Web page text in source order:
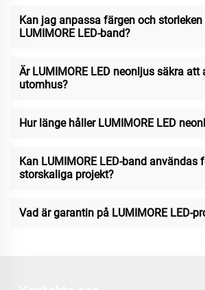
Kan jag anpassa färgen och storleken
LUMIMORE LED-band?
Är LUMIMORE LED neonljus säkra att
utomhus?
Hur länge håller LUMIMORE LED
Kan LUMIMORE LED-band användas
storskaliga projekt?
Vad är garantin på LUMIMORE LED-